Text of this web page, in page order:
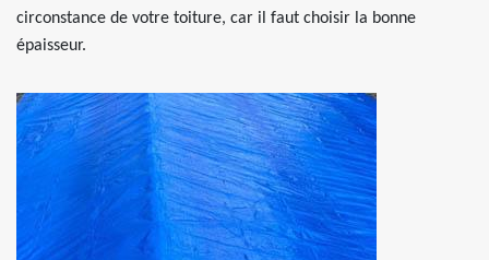
circonstance de votre toiture, car il faut choisir la bonne
épaisseur.